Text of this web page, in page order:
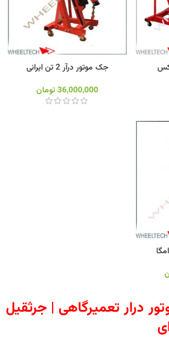
جک موتور درآر 2 تن ایرانی
36,000,000 تومان
درار تعمیرگاهی | جرثقیل